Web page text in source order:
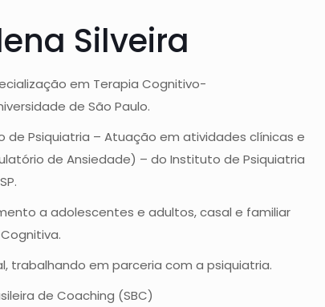
Silveira
em Terapia Cognitivo-
de São Paulo.
de Psiquiatria – Atuação em atividades clínicas e
de Ansiedade) – do Instituto de Psiquiatria
a adolescentes e adultos, casal e familiar
trabalhando em parceria com a psiquiatria.
de Coaching (SBC)